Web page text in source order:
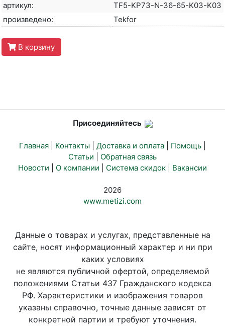
артикул:
TF5-KP73-N-36-65-K03-K03
произведено:
Tekfor
В корзину
Присоединяйтесь
Главная Контакты Доставка и оплата Помощь
Статьи
Обратная связь
Новости
О компании Система скидок | Вакансии
2026
www.metizi.com
Данные о товарах и услугах, представленные на
сайте, носят информационный характер и ни при
каких условиях
не являются публичной офертой, определяемой
положениями Статьи 437 Гражданского кодекса
РФ. Характеристики и изображения товаров
указаны справочно, точные данные зависят от
конкретной партии и требуют уточнения.